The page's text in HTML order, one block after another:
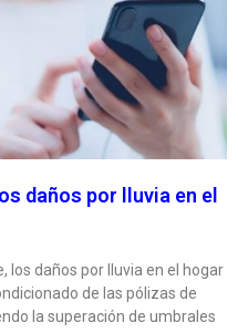
daños por lluvia en el
daños por lluvia en el hogar
de las pólizas de
la superación de umbrales